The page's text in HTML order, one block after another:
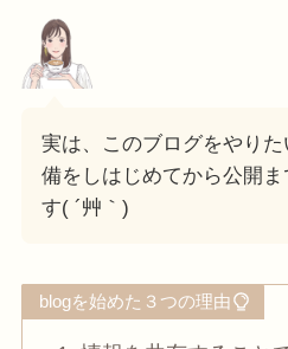
実は、このブログをやり
備をしはじめてから公開
す( ´艸｀)
blogを始めた３つの理由